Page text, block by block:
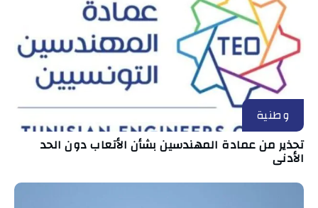
وطنية
تحذير من عمادة المهندسين بشأن الأتعاب دون الحد
الأدنى